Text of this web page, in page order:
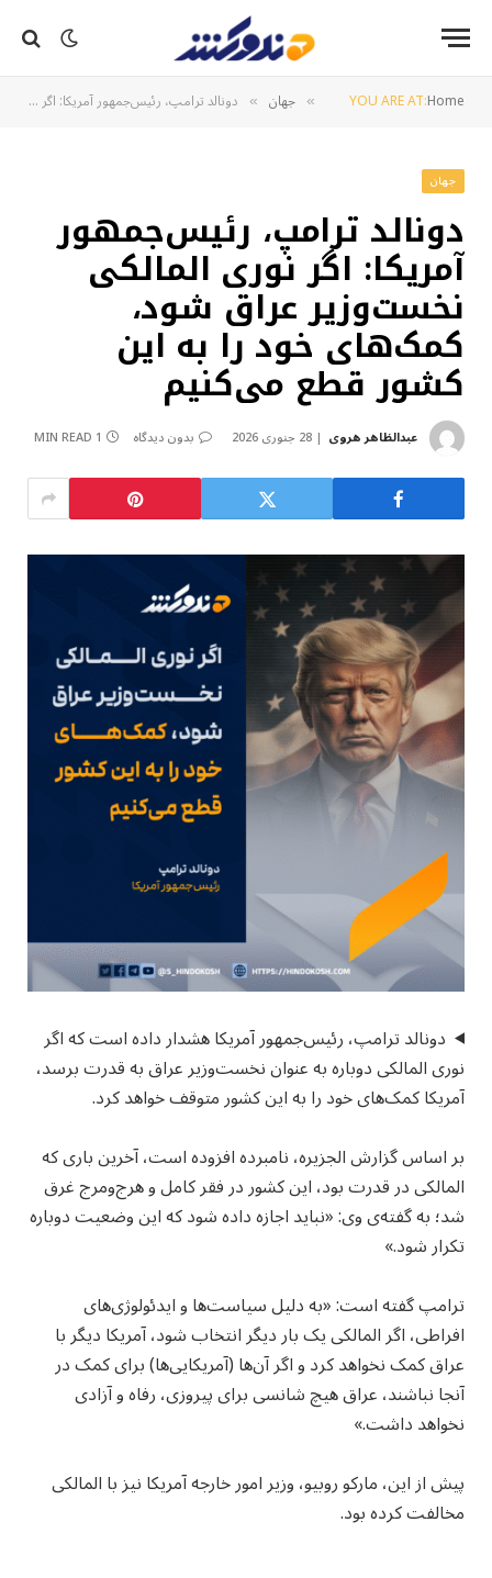
YOU ARE AT:Home
» جهان » دونالد ترامپ، رئیس‌جمهور آمریکا: اگر نوری المالکی نخست‌وزیر عراق شود، کمک‌های خود را به این کشور قطع می‌کنیم
جهان
دونالد ترامپ، رئیس‌جمهور
آمریکا: اگر نوری المالکی
نخست‌وزیر عراق شود،
کمک‌های خود را به این
کشور قطع می‌کنیم
عبدالظاهر هروی 28 جنوری 2026 بدون دیدگاه 1 MIN READ
دونالد ترامپ، رئیس‌جمهور آمریکا هشدار داده است که اگر
نوری المالکی دوباره به عنوان نخست‌وزیر عراق به قدرت برسد،
آمریکا کمک‌های خود را به این کشور متوقف خواهد کرد.
بر اساس گزارش الجزیره، نامبرده افزوده است، آخرین باری که
المالکی در قدرت بود، این کشور در فقر کامل و هرج‌ومرج غرق
شد؛ به گفته‌ی وی: «نباید اجازه داده شود که این وضعیت دوباره
تکرار شود.»
ترامپ گفته است: «به دلیل سیاست‌ها و ایدئولوژی‌های
افراطی، اگر المالکی یک بار دیگر انتخاب شود، آمریکا دیگر با
عراق کمک نخواهد کرد و اگر آن‌ها (آمریکایی‌ها) برای کمک در
آنجا نباشند، عراق هیچ شانسی برای پیروزی، رفاه و آزادی
نخواهد داشت.»
پیش از این، مارکو روبیو، وزیر امور خارجه آمریکا نیز با المالکی
مخالفت کرده بود.